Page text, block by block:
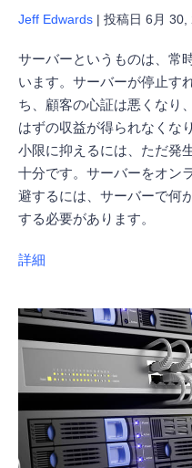
Jeff Edwards | 投稿日 6月 30,
サーバーというものは、常
います。サーバーが停止す
ち、顧客の心証は悪くなり
はずの収益が得られなくな
小限に抑えるには、ただ発
十分です。サーバーをオン
避するには、サーバーで何
する必要があります。
詳細